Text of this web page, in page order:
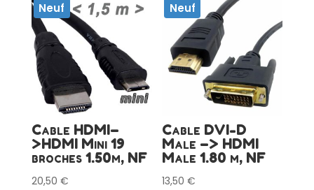
Neuf
Cable HDMI–
>HDMI Mini 19
broches 1.50m, NF
20,50 €
Neuf
Cable DVI-D
Male –> HDMI
Male 1.80 m, NF
13,50€